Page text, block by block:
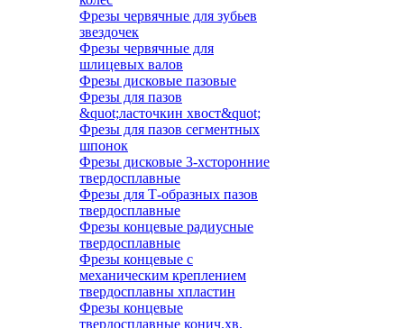
Фрезы червячные для зубьев
звездочек
Фрезы червячные для
шлицевых валов
Фрезы дисковые пазовые
Фрезы для пазов
&quot;ласточкин хвост&quot;
Фрезы для пазов сегментных
шпонок
Фрезы дисковые 3-хсторонние
твердосплавные
Фрезы для Т-образных пазов
твердосплавные
Фрезы концевые радиусные
твердосплавные
Фрезы концевые с
механическим креплением
твердосплавны хпластин
Фрезы концевые
твердосплавные конич.хв.